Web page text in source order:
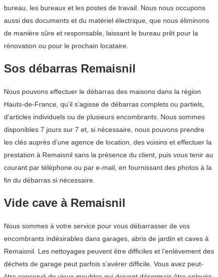
bureau, les bureaux et les postes de travail. Nous nous occupons
aussi des documents et du matériel électrique, que nous éliminons
de manière sûre et responsable, laissant le bureau prêt pour la
rénovation ou pour le prochain locataire.
Sos débarras Remaisnil
Nous pouvons effectuer le débarras des maisons dans la région
Hauts-de-France, qu’il s’agisse de débarras complets ou partiels,
d’articles individuels ou de plusieurs encombrants. Nous sommes
disponibles 7 jours sur 7 et, si nécessaire, nous pouvons prendre
les clés auprès d’une agence de location, des voisins et effectuer la
prestation à Remaisnil sans la présence du client, puis vous tenir au
courant par téléphone ou par e-mail, en fournissant des photos à la
fin du débarras si nécessaire.
Vide cave à Remaisnil
Nous sommes à votre service pour vous débarrasser de vos
encombrants indésirables dans garages, abris de jardin et caves à
Remaisnil. Les nettoyages peuvent être difficiles et l’enlèvement des
déchets de garage peut parfois s’avérer difficile. Vous avez peut-